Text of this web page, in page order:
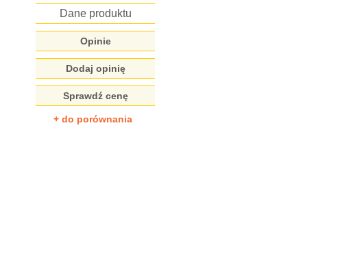
Dane produktu
Opinie
Dodaj opinię
Sprawdź cenę
+ do porównania